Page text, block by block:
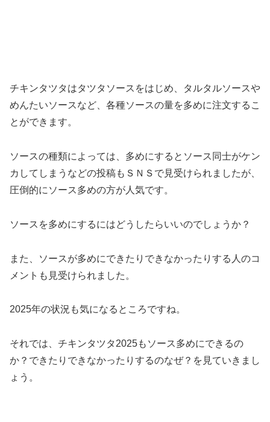
チキンタツタはタツタソースをはじめ、タルタルソースや
めんたいソースなど、各種ソースの量を多めに注文するこ
とができます。
ソースの種類によっては、多めにするとソース同士がケン
カしてしまうなどの投稿もＳＮＳで見受けられましたが、
圧倒的にソース多めの方が人気です。
ソースを多めにするにはどうしたらいいのでしょうか？
また、ソースが多めにできたりできなかったりする人のコ
メントも見受けられました。
2025年の状況も気になるところですね。
それでは、チキンタツタ2025もソース多めにできるの
か？できたりできなかったりするのなぜ？を見ていきまし
ょう。